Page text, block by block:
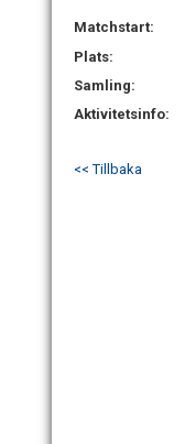
Matchstart:
Plats:
Samling:
Aktivitetsinfo:
<< Tillbaka